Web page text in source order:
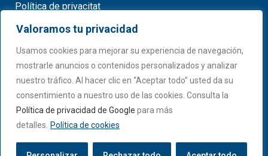
Valoramos tu privacidad
Usamos cookies para mejorar su experiencia de navegación,
mostrarle anuncios o contenidos personalizados y analizar
nuestro tráfico. Al hacer clic en “Aceptar todo” usted da su
consentimiento a nuestro uso de las cookies. Consulta la
Política de privacidad de Google para más
detalles.
Política de cookies
Política de privacitat
Política de cookies
Certificats